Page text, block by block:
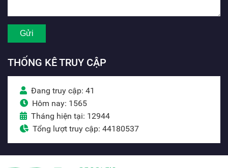
THỐNG KÊ TRUY CẬP
Đang truy cập: 41
Hôm nay: 1565
Tháng hiện tại: 12944
Tổng lượt truy cập: 44180537